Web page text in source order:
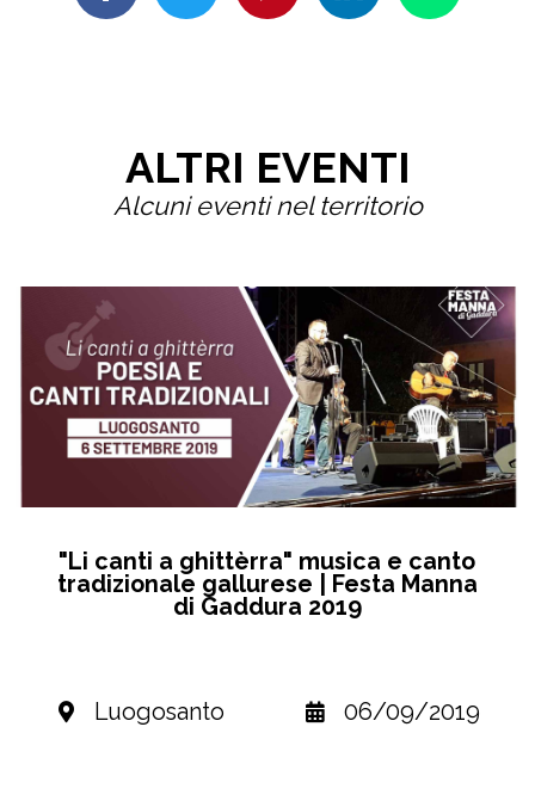
ALTRI EVENTI
Alcuni eventi nel territorio
"Li canti a ghittèrra" musica e canto
tradizionale gallurese | Festa Manna
di Gaddura 2019
Luogosanto 06/09/2019